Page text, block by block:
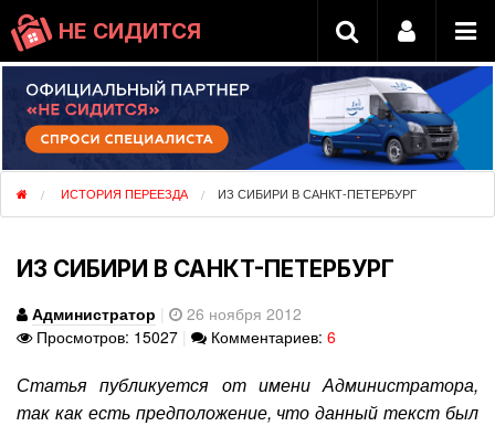
НЕ СИДИТСЯ
ИСТОРИЯ ПЕРЕЕЗДА ИЗ СИБИРИ В САНКТ-ПЕТЕРБУРГ
ИЗ СИБИРИ В САНКТ-ПЕТЕРБУРГ
Администратор
26 ноября 2012
Просмотров: 15027
Комментариев: 6
Статья публикуется от имени Администратора,
так как есть предположение, что данный текст был